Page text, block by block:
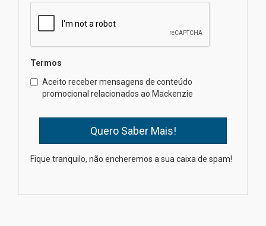
calouros do segundo semestre
04.08.2026
Brasília prepara seus
estudantes para o PAS antes
mesmo do Ensino Médio
na educação dos filhos além da
Termos
Aceito receber mensagens de conteúdo
promocional relacionados ao Mackenzie
Fique tranquilo, não encheremos a sua caixa de spam!